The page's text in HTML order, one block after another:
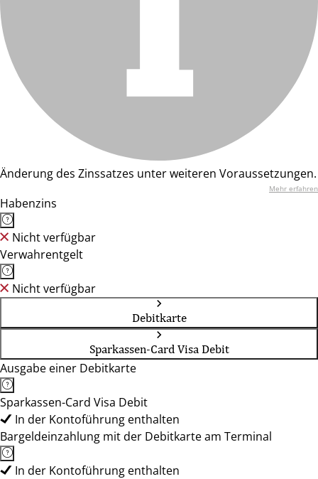
Änderung des Zinssatzes unter weiteren Voraussetzungen.
Mehr erfahren
Habenzins
Nicht verfügbar
Verwahrentgelt
Nicht verfügbar
Debitkarte
Sparkassen-Card Visa Debit
Ausgabe einer Debitkarte
Sparkassen-Card Visa Debit
In der Kontoführung enthalten
Bargeldeinzahlung mit der Debitkarte am Terminal
In der Kontoführung enthalten